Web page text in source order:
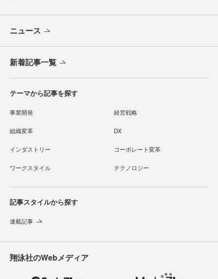
ニュース
新着記事一覧
テーマから記事を探す
事業開発 経営戦略
組織変革 DX
インダストリー コーポレート変革
ワークスタイル テクノロジー
記事スタイルから探す
連載記事
翔泳社のWebメディア